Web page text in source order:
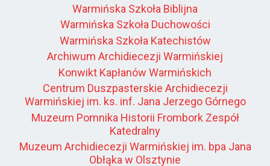
Warmińska Szkoła Biblijna
Warmińska Szkoła Duchowości
Warmińska Szkoła Katechistów
Archiwum Archidiecezji Warmińskiej
Konwikt Kapłanów Warmińskich
Centrum Duszpasterskie Archidiecezji
Warmińskiej im. ks. inf. Jana Jerzego Górnego
Muzeum Pomnika Historii Frombork Zespół
Katedralny
Muzeum Archidiecezji Warmińskiej im. bpa Jana
Obłąka w Olsztynie